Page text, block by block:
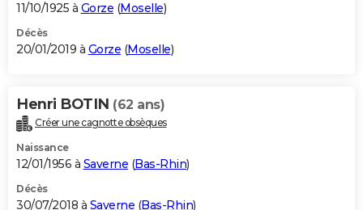
11/10/1925 à Gorze (Moselle)
Décès
20/01/2019 à Gorze (Moselle)
Henri BOTIN (62 ans)
Créer une cagnotte obsèques
Naissance
12/01/1956 à Saverne (Bas-Rhin)
Décès
30/07/2018 à Saverne (Bas-Rhin)